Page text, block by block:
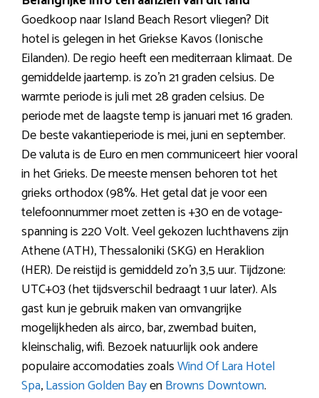
Goedkoop naar Island Beach Resort vliegen? Dit
hotel is gelegen in het Griekse Kavos (Ionische
Eilanden). De regio heeft een mediterraan klimaat. De
gemiddelde jaartemp. is zo’n 21 graden celsius. De
warmte periode is juli met 28 graden celsius. De
periode met de laagste temp is januari met 16 graden.
De beste vakantieperiode is mei, juni en september.
De valuta is de Euro en men communiceert hier vooral
in het Grieks. De meeste mensen behoren tot het
grieks orthodox (98%. Het getal dat je voor een
telefoonnummer moet zetten is +30 en de votage-
spanning is 220 Volt. Veel gekozen luchthavens zijn
Athene (ATH), Thessaloniki (SKG) en Heraklion
(HER). De reistijd is gemiddeld zo’n 3,5 uur. Tijdzone:
UTC+03 (het tijdsverschil bedraagt 1 uur later). Als
gast kun je gebruik maken van omvangrijke
mogelijkheden als airco, bar, zwembad buiten,
kleinschalig, wifi. Bezoek natuurlijk ook andere
populaire accomodaties zoalsWind Of Lara Hotel
Spa,Lassion Golden BayenBrowns Downtown.